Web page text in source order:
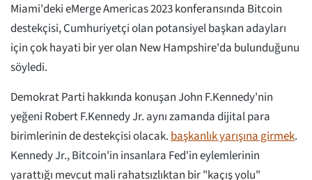
Miami'deki eMerge Americas 2023 konferansında Bitcoin
destekçisi, Cumhuriyetçi olan potansiyel başkan adayları
için çok hayati bir yer olan New Hampshire'da bulunduğunu
söyledi.
Demokrat Parti hakkında konuşan John F.Kennedy'nin
yeğeni Robert F.Kennedy Jr. aynı zamanda dijital para
birimlerinin de destekçisi olacak.başkanlık yarışına girmek.
Kennedy Jr., Bitcoin'in insanlara Fed'in eylemlerinin
yarattığı mevcut mali rahatsızlıktan bir "kaçış yolu"